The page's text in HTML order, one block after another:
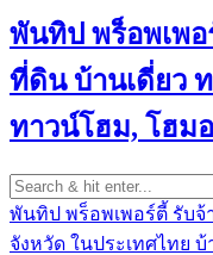
พันทิป พร็อพเพ
ที่ดิน บ้านเดี่ยว
ทาวน์โฮม, โฮม
พันทิป พร็อพเพอร์ตี้ รับจ้
จังหวัด ในประเทศไทย